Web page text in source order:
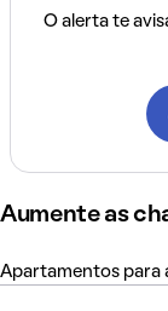
O alerta te
Aumente as
Apartamentos para